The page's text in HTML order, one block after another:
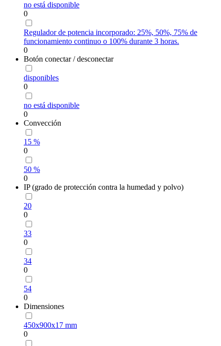
no está disponible
0
Regulador de potencia incorporado: 25%, 50%, 75% de
funcionamiento continuo o 100% durante 3 horas.
0
Botón conectar / desconectar
disponibles
0
no está disponible
0
Convección
15 %
0
50 %
0
IP (grado de protección contra la humedad y polvo)
20
0
33
0
34
0
54
0
Dimensiones
450х900х17 mm
0